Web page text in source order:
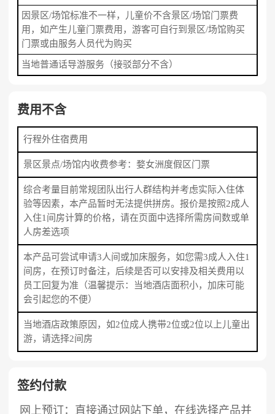
因景区/场馆标准不一样，儿童价不含景区/场馆门票费
用，如产生儿童门票费用，游客可自行到景区/场馆购买
门票或由服务人员代为购买
当地普通话导游服务（接驳部分不含）
费用不含
行程外住宿费用
景区景点/场馆内收费参考：婺女洲度假区门票
综合考量目前常规团队出行人群结构并考虑实际入住体
验等因素，本产品暂时无法提供拼房。报价是按照2成人
入住1间房计算的价格，请在页面中选择所需房间数或单
人房差选项
本产品可尝试申请3人间或加床服务，如您需3成人入住1
间房，在预订时备注，后续是否可以安排及相关费用以
员工回复为准（温馨提示：当地酒店面积小，加床可能
会引起您的不便）
当地酒店政策原因，如2位成人携带2位或2位以上儿童出
游，请选择2间房
签约付款
网上预订：直接通过网站下单，在线选择产品并